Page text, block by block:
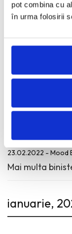
pot combina cu
în urma folosirii
Anya
februarie,
23.02.2022 - Mood
Mai multa
ianuarie,